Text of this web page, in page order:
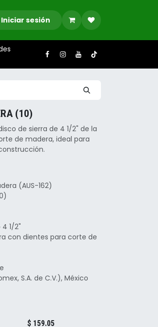
Iniciar sesión
(10)
de sierra de 4 1/2" de la
de madera, ideal para
(AUS-162)
1/2"
con dientes para corte de
S.A. de C.V.), México
$ 159.05